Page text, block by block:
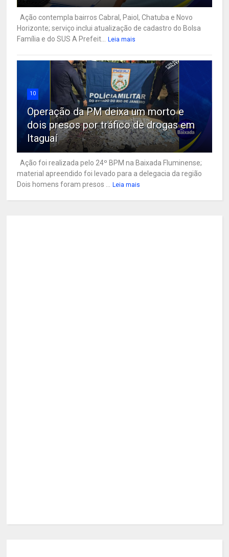
Ação contempla bairros Cabral, Paiol, Chatuba e Novo
Horizonte; serviço inclui atualização de cadastro do Bolsa
Família e do SUS A Prefeit... Leia mais
10
Operação da PM deixa um morto e
dois presos por tráfico de drogas em
Itaguaí
Ação foi realizada pelo 24º BPM na Baixada Fluminense;
material apreendido foi levado para a delegacia da região
Dois homens foram presos ... Leia mais